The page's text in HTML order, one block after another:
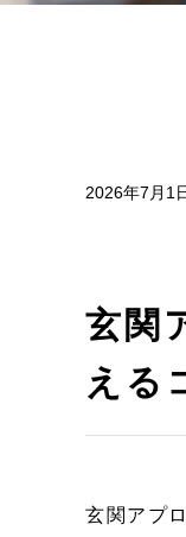
2026年7月1
玄関
える
玄関アプ